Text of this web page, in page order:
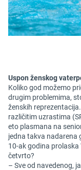
Uspon ženskog
Koliko god možemo
drugim problemima,
ženskih
različitim uzrastima
eto plasmana na
jedna takva nadarena
10-ak godina prolaska
četvrto?
– Sve od navedenog,